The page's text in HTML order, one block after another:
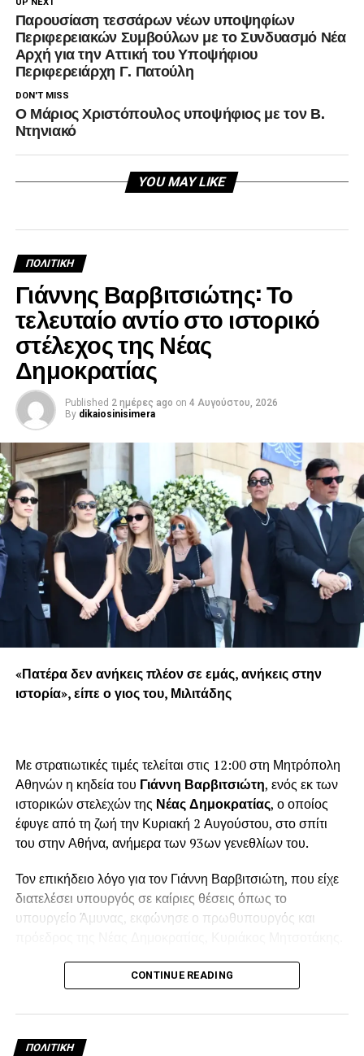
UP NEXT
Παρουσίαση τεσσάρων νέων υποψηφίων
Περιφερειακών Συμβούλων με το Συνδυασμό Νέα
Αρχή για την Αττική του Υποψήφιου
Περιφερειάρχη Γ. Πατούλη
DON'T MISS
Ο Μάριος Χριστόπουλος υποψήφιος με τον Β.
Ντηνιακό
YOU MAY LIKE
ΠΟΛΙΤΙΚΉ
Γιάννης Βαρβιτσιώτης: Το
τελευταίο αντίο στο ιστορικό
στέλεχος της Νέας
Δημοκρατίας
Published 2 ημέρες ago on 4 Αυγούστου, 2026
By dikaiosinisimera
«Πατέρα δεν ανήκεις πλέον σε εμάς, ανήκεις στην
ιστορία», είπε ο γιος του, Μιλιτάδης
Με στρατιωτικές τιμές τελείται στις 12:00 στη Μητρόπολη
Αθηνών η κηδεία του Γιάννη Βαρβιτσιώτη, ενός εκ των
ιστορικών στελεχών της Νέας Δημοκρατίας, ο οποίος
έφυγε από τη ζωή την Κυριακή 2 Αυγούστου, στο σπίτι
του στην Αθήνα, ανήμερα των 93ων γενεθλίων του.
Τον επικήδειο λόγο για τον Γιάννη Βαρβιτσιώτη, που είχε
διατελέσει υπουργός σε καίριες θέσεις όπως το
υπουργείο Άμυνας, εκφώνησε ο πρωθυπουργός και
Λίγο πριν τη μία το μεσημέρι, ολοκληρώθηκε η εξόδιος
ακολουθία και στο βήμα ανέβηκε ο πρωθυπουργός
Κυριάκος Μητσοτάκης για να εκφωνήσει τον επικήδειο
CONTINUE READING
ΠΟΛΙΤΙΚΉ